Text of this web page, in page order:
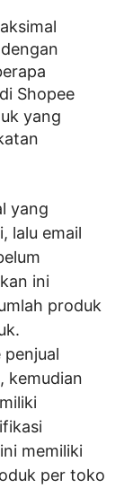
Shopee
yang
yang
lalu email
ini
produk
kemudian
memiliki
per toko